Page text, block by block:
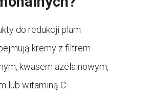
do redukcji plam
kremy z filtrem
kwasem azelainowym,
lub witaminą C.